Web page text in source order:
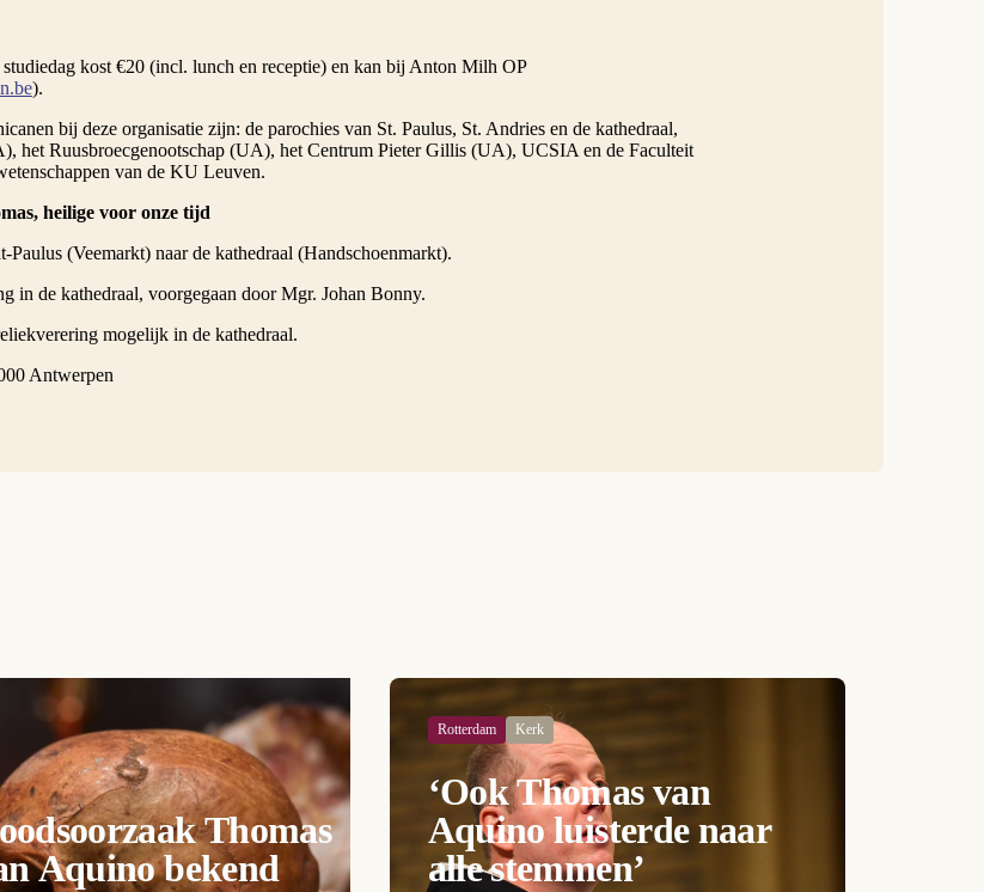
kost €20 (incl. lunch en receptie) en kan bij Anton Milh OP
).
bij deze organisatie zijn: de parochies van St. Paulus, St. Andries en de kathedraal,
het Ruusbroecgenootschap (UA), het Centrum Pieter Gillis (UA), UCSIA en de Faculteit
van de KU Leuven.
heilige voor onze tijd
Paulus (Veemarkt) naar de kathedraal (Handschoenmarkt).
in de kathedraal, voorgegaan door Mgr. Johan Bonny.
mogelijk in de kathedraal.
Antwerpen
Thomas
Aquino bekend
Rotterdam Kerk
‘Ook Thomas van
Aquino luisterde naar
alle stemmen’